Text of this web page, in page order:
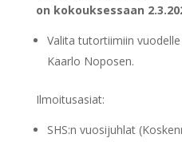
on kokouksessaan
Valita tutortiimiin
Kaarlo Noposen.
Ilmoitusasiat:
SHS:n vuosijuhlat